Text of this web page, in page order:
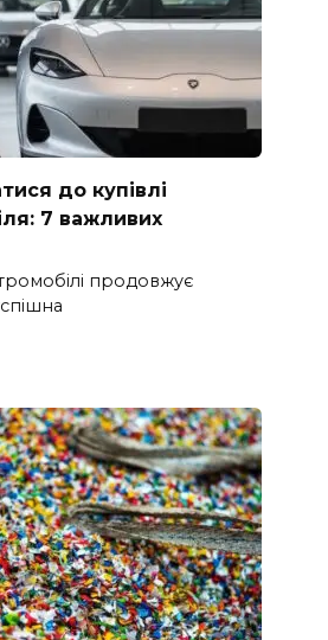
до купівлі
7 важливих
продовжує